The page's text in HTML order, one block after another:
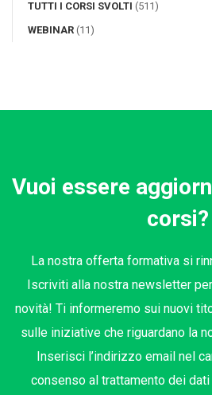
TUTTI I CORSI SVOLTI (511)
WEBINAR (11)
Vuoi essere
corsi?
La nostra offerta formativa si
Iscriviti alla nostra newsletter
novità! Ti informeremo sui nuovi
sulle iniziative che riguardano la
Inserisci l’indirizzo email nel
consenso al trattamento dei